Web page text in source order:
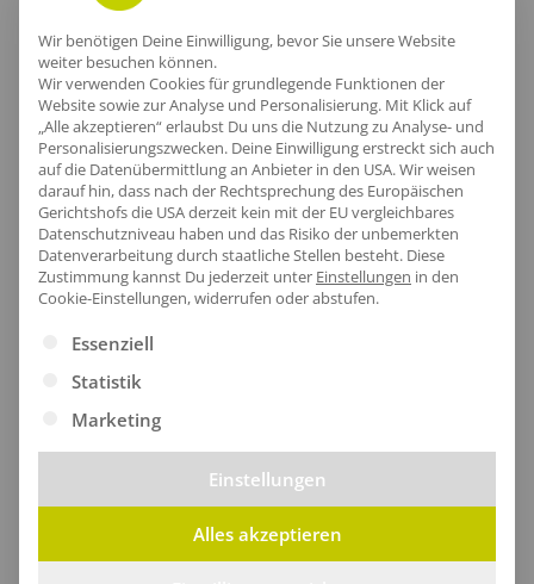
[jgm-review-widget]
Kundenprojekte
Kombi Produkte
Wir benötigen Deine Einwilligung, bevor Sie unsere Website
weiter besuchen können.
Wir verwenden Cookies für grundlegende Funktionen der
Website sowie zur Analyse und Personalisierung. Mit Klick auf
„Alle akzeptieren“ erlaubst Du uns die Nutzung zu Analyse- und
Personalisierungszwecken. Deine Einwilligung erstreckt sich auch
auf die Datenübermittlung an Anbieter in den USA. Wir weisen
darauf hin, dass nach der Rechtsprechung des Europäischen
Gerichtshofs die USA derzeit kein mit der EU vergleichbares
Datenschutzniveau haben und das Risiko der unbemerkten
Datenverarbeitung durch staatliche Stellen besteht. Diese
Zustimmung kannst Du jederzeit unter Einstellungen in den
Cookie-Einstellungen, widerrufen oder abstufen.
Es folgt eine Liste der Service-Gruppen, für die eine
Essenziell
Statistik
Marketing
Einstellungen
Alles akzeptieren